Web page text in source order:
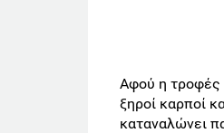
Αφού η τροφές
ξηροί καρποί
καταναλώνει